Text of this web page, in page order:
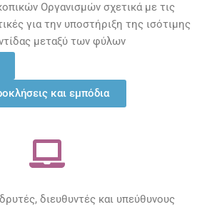
Οργανισμών σχετικά με τις
για την υποστήριξη της ισότιμης
μεταξύ των φύλων
και εμπόδια
διευθυντές και υπεύθυνους